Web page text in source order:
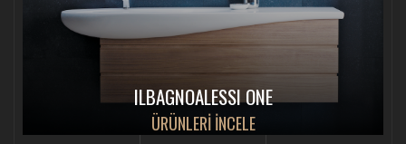
ILBAGNOALESSI ONE
ÜRÜNLERİ İNCELE